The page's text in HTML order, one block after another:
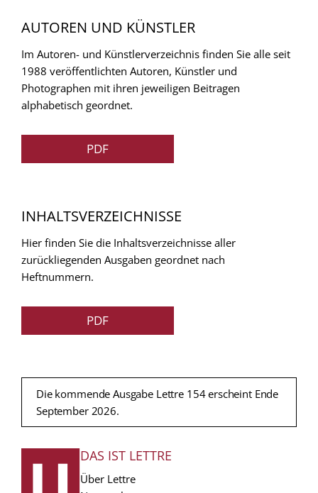
AUTOREN UND KÜNSTLER
Im Autoren- und Künstlerverzeichnis finden Sie alle seit
1988 veröffentlichten Autoren, Künstler und
Photographen mit ihren jeweiligen Beitragen
alphabetisch geordnet.
PDF
INHALTSVERZEICHNISSE
Hier finden Sie die Inhaltsverzeichnisse aller
zurückliegenden Ausgaben geordnet nach
Heftnummern.
PDF
Die kommende Ausgabe Lettre 154 erscheint Ende
September 2026.
FUSSZEILE
DAS IST LETTRE
Über Lettre